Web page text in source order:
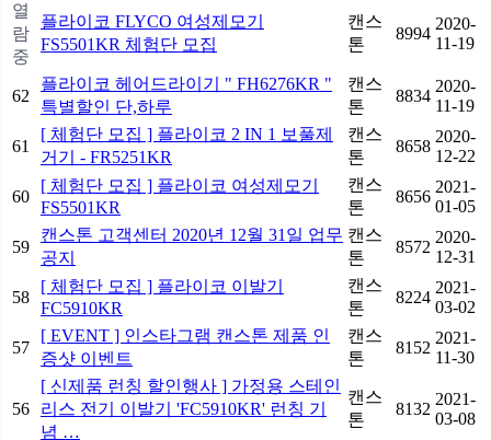
열
람
중
플라이코 FLYCO 여성제모기
FS5501KR 체험단 모집
캔스
톤
8994
2020-
11-19
62
플라이코 헤어드라이기 " FH6276KR "
특별할인 단,하루
캔스
톤
8834
2020-
11-19
61
[ 체험단 모집 ] 플라이코 2 IN 1 보풀제
거기 - FR5251KR
캔스
톤
8658
2020-
12-22
60
[ 체험단 모집 ] 플라이코 여성제모기
FS5501KR
캔스
톤
8656
2021-
01-05
59
캔스톤 고객센터 2020년 12월 31일 업무
공지
캔스
톤
8572
2020-
12-31
58
[ 체험단 모집 ] 플라이코 이발기
FC5910KR
캔스
톤
8224
2021-
03-02
57
[ EVENT ] 인스타그램 캔스톤 제품 인
증샷 이벤트
캔스
톤
8152
2021-
11-30
56
[ 신제품 런칭 할인행사 ] 가정용 스테인
리스 전기 이발기 'FC5910KR' 런칭 기
념 …
캔스
톤
8132
2021-
03-08